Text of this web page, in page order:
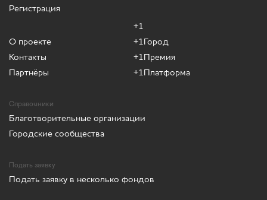
Регистрация
О проекте
Контакты
Партнёры
+1
+1Город
+1Премия
+1Платформа
Справочники
Благотворительные организации
Городские сообщества
Подать заявку
Подать заявку в несколько фондов